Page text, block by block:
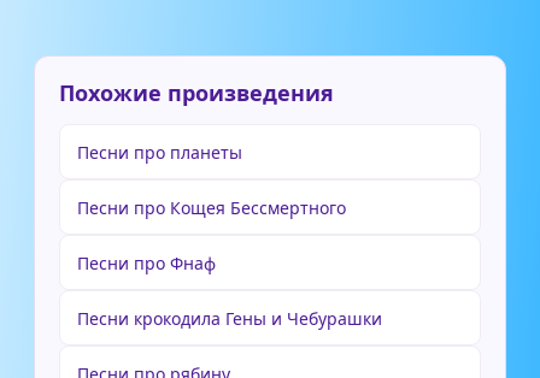
Похожие произведения
Песни про планеты
Песни про Кощея Бессмертного
Песни про Фнаф
Песни крокодила Гены и Чебурашки